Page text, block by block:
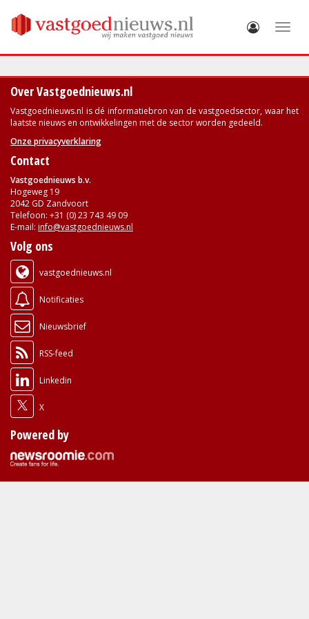
Over Vastgoednieuws.nl
Vastgoednieuws.nl is dé informatiebron van de vastgoedsector, waar het
laatste nieuws en ontwikkelingen met de sector worden gedeeld.
Onze privacyverklaring
Contact
Vastgoednieuws b.v.
Hogeweg 19
2042 GD Zandvoort
Telefoon: +31 (0) 23 743 49 09
E-mail: info@vastgoednieuws.nl
Volg ons
vastgoednieuws.nl
Notificaties
Nieuwsbrief
RSS-feed
Linkedin
X
Powered by